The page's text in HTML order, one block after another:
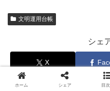
文明運用台帳
シェ
X
ホーム シェア 目